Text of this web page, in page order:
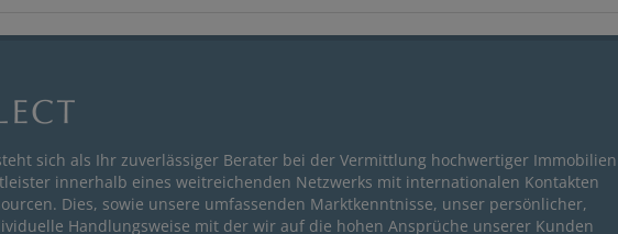
sich als Ihr zuverlässiger Berater bei der Vermittlung hochwertiger Immobilien
innerhalb eines weitreichenden Netzwerks mit internationalen Kontakten
Dies, sowie unsere umfassenden Marktkenntnisse, unser persönlicher,
Handlungsweise mit der wir auf die hohen Ansprüche unserer Kunden